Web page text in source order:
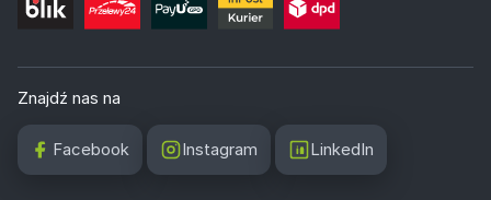
Znajdź nas na
Facebook Instagram LinkedIn